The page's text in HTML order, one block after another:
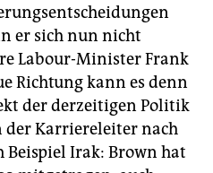
er sich nun nicht
Labour-Minister Frank
Richtung kann es denn
der derzeitigen Politik
der Karriereleiter nach
Beispiel Irak: Brown hat